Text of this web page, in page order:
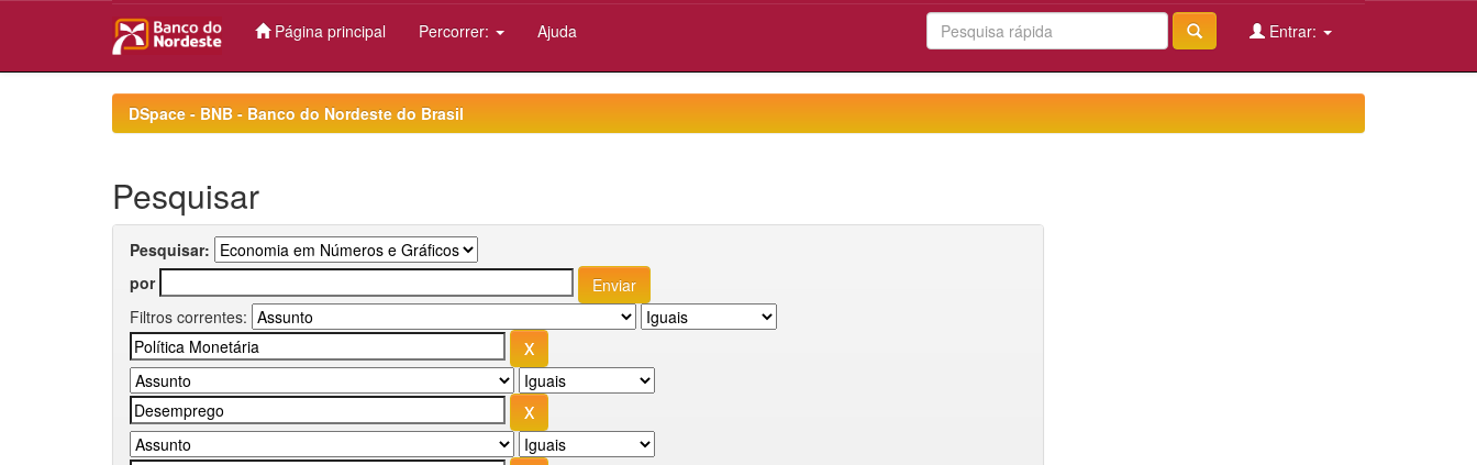
Página principal Percorrer: Ajuda Entrar:
DSpace - BNB - Banco do Nordeste do Brasil
Pesquisar
Pesquisar:
por
Filtros correntes: